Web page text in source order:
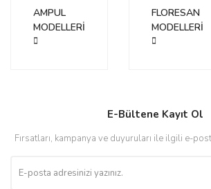
AMPUL
MODELLERİ
FLORESAN
MODELLERİ
E-Bültene Kayıt Ol
Fırsatları, kampanya ve duyuruları ile ilgili e-